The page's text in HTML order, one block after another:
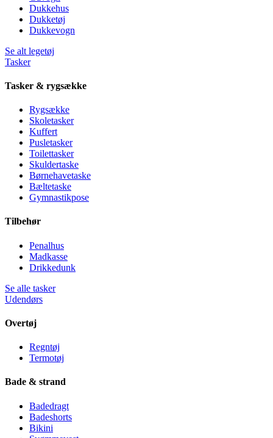
Dukkehus
Dukketøj
Dukkevogn
Se alt legetøj
Tasker
Tasker & rygsække
Rygsække
Skoletasker
Kuffert
Pusletasker
Toilettasker
Skuldertaske
Børnehavetaske
Bæltetaske
Gymnastikpose
Tilbehør
Penalhus
Madkasse
Drikkedunk
Se alle tasker
Udendørs
Overtøj
Regntøj
Termotøj
Bade & strand
Badedragt
Badeshorts
Bikini